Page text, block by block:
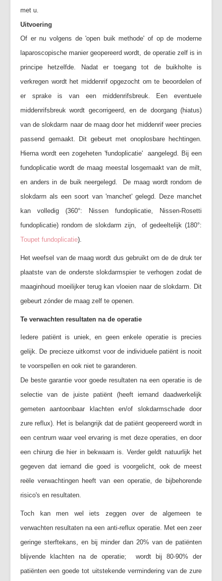
met u.
Uitvoering
Of er nu volgens de 'open buik methode' of op de moderne
laparoscopische manier geopereerd wordt, de operatie zelf is in
principe hetzelfde. Nadat er toegang tot de buikholte is
verkregen wordt het middenrif opgezocht om te beoordelen of
er sprake is van een middenrifsbreuk. Een eventuele
middenrifsbreuk wordt gecorrigeerd, en de doorgang (hiatus)
van de slokdarm naar de maag door het middenrif weer precies
passend gemaakt. Dit gebeurt met onoplosbare hechtingen.
Hierna wordt een zogeheten 'fundoplicatie' aangelegd. Bij een
fundoplicatie wordt de maag meestal losgemaakt van de milt,
en anders in de buik neergelegd. De maag wordt rondom de
slokdarm als een soort van 'manchet' gelegd. Deze manchet
kan volledig (360°: Nissen fundoplicatie, Nissen-Rosetti
fundoplicatie) rondom de slokdarm zijn, of gedeeltelijk (180°:
Toupet fundoplicatie).
Het weefsel van de maag wordt dus gebruikt om de de druk ter
plaatste van de onderste slokdarmspier te verhogen zodat de
maaginhoud moeilijker terug kan vloeien naar de slokdarm. Dit
gebeurt zónder de maag zelf te openen.
Te verwachten resultaten na de operatie
Iedere patiënt is uniek, en geen enkele operatie is precies
gelijk. De precieze uitkomst voor de individuele patiënt is nooit
te voorspellen en ook niet te garanderen.
De beste garantie voor goede resultaten na een operatie is de
selectie van de juiste patiënt (heeft iemand daadwerkelijk
gemeten aantoonbaar klachten en/of slokdarmschade door
zure reflux). Het is belangrijk dat de patiënt geopereerd wordt in
een centrum waar veel ervaring is met deze operaties, en door
een chirurg die hier in bekwaam is. Verder geldt natuurlijk het
gegeven dat iemand die goed is voorgelicht, ook de meest
reële verwachtingen heeft van een operatie, de bijbehorende
risico's en resultaten.
Toch kan men wel iets zeggen over de algemeen te
verwachten resultaten na een anti-reflux operatie. Met een zeer
geringe sterftekans, en bij minder dan 20% van de patiënten
blijvende klachten na de operatie; wordt bij 80-90% der
patiënten een goede tot uitstekende vermindering van de zure